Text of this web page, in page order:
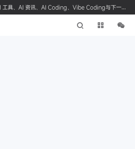
工具、AI 资讯、AI Coding、Vibe Coding与下一代
们